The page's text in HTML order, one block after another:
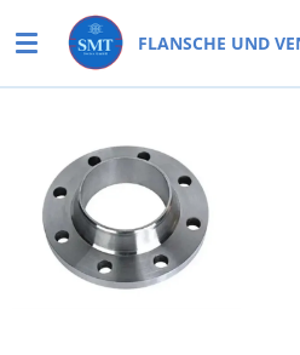
Hauptinhalt
springen